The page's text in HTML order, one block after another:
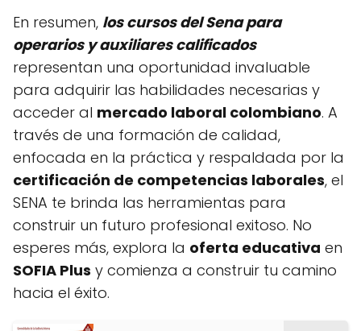
En resumen, los cursos del Sena para
operarios y auxiliares calificados
representan una oportunidad invaluable
para adquirir las habilidades necesarias y
acceder al mercado laboral colombiano. A
través de una formación de calidad,
enfocada en la práctica y respaldada por la
certificación de competencias laborales, el
SENA te brinda las herramientas para
construir un futuro profesional exitoso. No
esperes más, explora la oferta educativa en
SOFIA Plus y comienza a construir tu camino
hacia el éxito.